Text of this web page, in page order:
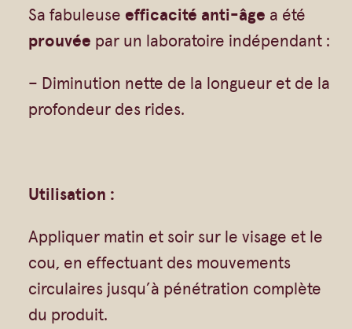
Huiles à massage
Hydratants
Savons en barre
Huiles
Sa fabuleuse efficacité anti-âge a été
prouvée par un laboratoire indépendant :
– Diminution nette de la longueur et de la
profondeur des rides.
Utilisation :
Appliquer matin et soir sur le visage et le
cou, en effectuant des mouvements
circulaires jusqu’à pénétration complète
du produit.
e
B
e
r
i
c
h